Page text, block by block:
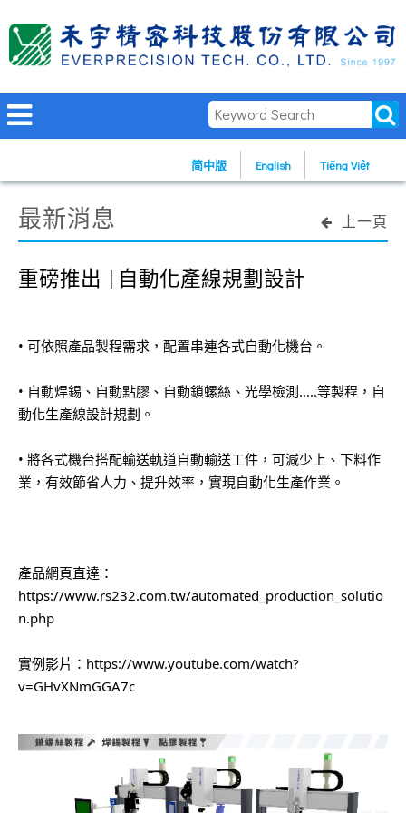
简中版 English Tiếng Việt
最新消息 上一頁
重磅推出 | 自動化產線規劃設計
• 可依照產品製程需求，配置串連各式自動化機台。
• 自動焊錫、自動點膠、自動鎖螺絲、光學檢測…..等製程，自
動化生產線設計規劃。
• 將各式機台搭配輸送軌道自動輸送工件，可減少上、下料作
業，有效節省人力、提升效率，實現自動化生產作業。
產品網頁直達：
https://www.rs232.com.tw/automated_production_solutio
n.php
實例影片： https://www.youtube.com/watch?
v=GHvXNmGGA7c